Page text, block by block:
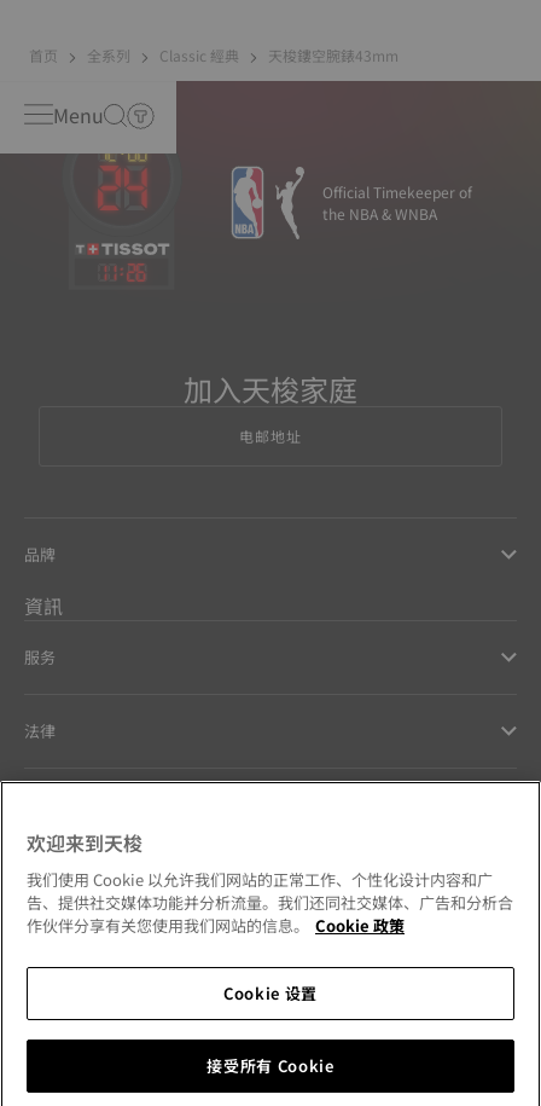
首页 全系列 Classic 經典 天梭鏤空腕錶43mm
Menu
11:26
Official Timekeeper of
the NBA & WNBA
加入天梭家庭
电邮地址
品牌
資訊
服务
法律
Our commitments
Follow us on social media
Change country
欢迎来到天梭
我们使用 Cookie 以允许我们网站的正常工作、个性化设计内容和广
告、提供社交媒体功能并分析流量。我们还同社交媒体、广告和分析合
作伙伴分享有关您使用我们网站的信息。
Cookie 政策
Cookie 设置
接受所有 Cookie